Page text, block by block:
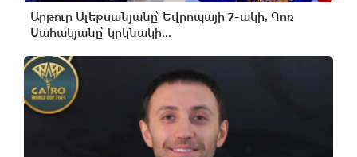
Արթուր Ալեքսանյանը՝ Եվրոպայի 7-ակի, Գոռ
Սահակյանը՝ կրկնակի...